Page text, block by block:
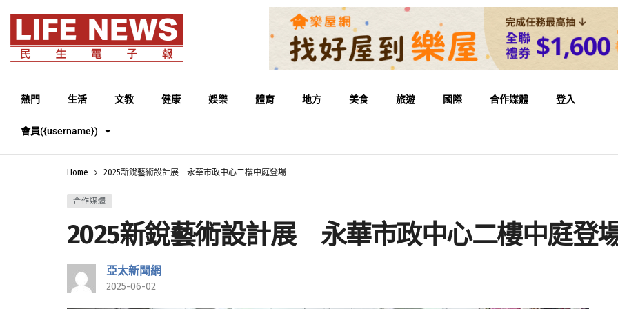
熱門 生活 文教 健康 娛樂 體育 地方 美食 旅遊 國際 合作媒體 登入
會員({username})
Home 2025新銳藝術設計展 永華市政中心二樓中庭登場
合作媒體
2025新銳藝術設計展 永華市政中心二樓中庭登
亞太新聞網
2025-06-02